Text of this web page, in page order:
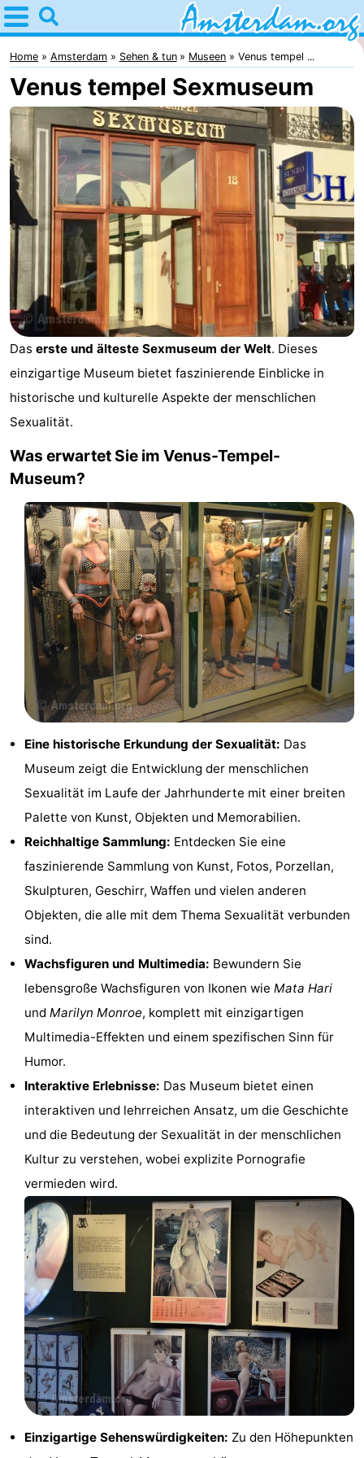
Home
Amsterdam
Interessante
Ausflüge
Für
Kindern
Für
Junge
Erwachsene
Kostenlos
Übernachten
Appartements
Campingplätze
Ferienhäuser
Het
Amsterdamse
-
Spaarnwoude
Hotels
(mit
Frühstück)
Lastminutes
Museen
Attraktionen
Sehen
tun
Museen
Denkmäler
-
Kirchen
Aussichtspunkte
Attraktionen
Rundfahrten
Experiences
Dörfer
&
Städte
Führungen
Sport
Radfahren
-
Wandern
Unterhaltung
Nachtleben
Essen
und
trinken
Einkäufen
Märkte
Warenhäuser
Veranstaltungen
Spezial
Kanale
Coffeeshops
Home Amsterdam Sehen & tun Museen Venus tempel ...
Venus tempel Sexmuseum
Das erste und älteste Sexmuseum der Welt. Dieses
einzigartige Museum bietet faszinierende Einblicke in
historische und kulturelle Aspekte der menschlichen
Sexualität.
Was erwartet Sie im Venus-Tempel-
Museum?
Eine historische Erkundung der Sexualität: Das
Museum zeigt die Entwicklung der menschlichen
Sexualität im Laufe der Jahrhunderte mit einer breiten
Palette von Kunst, Objekten und Memorabilien.
Reichhaltige Sammlung: Entdecken Sie eine
faszinierende Sammlung von Kunst, Fotos, Porzellan,
Skulpturen, Geschirr, Waffen und vielen anderen
Objekten, die alle mit dem Thema Sexualität verbunden
sind.
Wachsfiguren und Multimedia: Bewundern Sie
lebensgroße Wachsfiguren von Ikonen wie Mata Hari
und Marilyn Monroe, komplett mit einzigartigen
Multimedia-Effekten und einem spezifischen Sinn für
Humor.
Interaktive Erlebnisse: Das Museum bietet einen
interaktiven und lehrreichen Ansatz, um die Geschichte
und die Bedeutung der Sexualität in der menschlichen
Kultur zu verstehen, wobei explizite Pornografie
vermieden wird.
Einzigartige Sehenswürdigkeiten: Zu den Höhepunkten